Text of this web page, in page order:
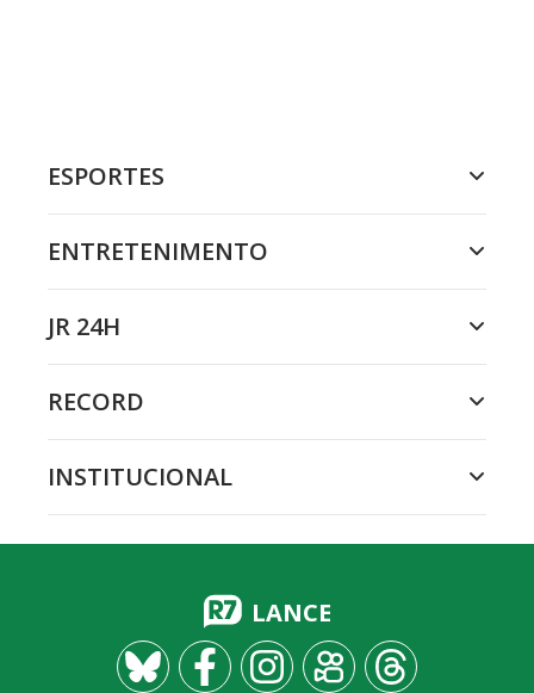
ESPORTES
ENTRETENIMENTO
JR 24H
RECORD
INSTITUCIONAL
LANCE